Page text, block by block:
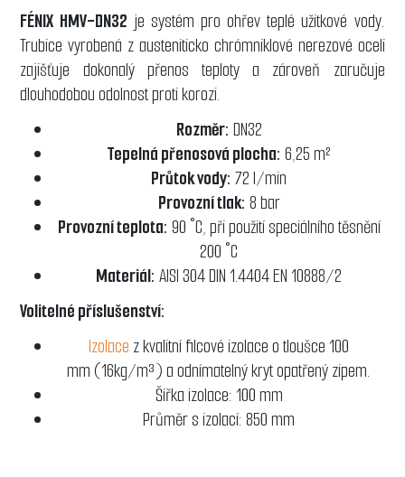
FÉNIX HMV-DN32 je systém pro ohřev teplé užitkové vody.
Trubice vyrobená z austeniticko chrómniklové nerezové oceli
zajišťuje dokonalý přenos teploty a zároveň zaručuje
dlouhodobou odolnost proti korozi.
Rozměr: DN32
Tepelná přenosová plocha: 6,25 m²
Průtok vody: 72 l/min
Provozní tlak: 8 bar
Provozní teplota: 90 °C, při použití speciálního těsnění
200 °C
Materiál: AISI 304 DIN 1.4404 EN 10888/2
Volitelné příslušenství:
Izolace z kvalitní filcové izolace o tloušce 100
mm (16kg/m³) a odnímatelný kryt opatřený zipem.
Šířka izolace: 100 mm
Průměr s izolací: 850 mm